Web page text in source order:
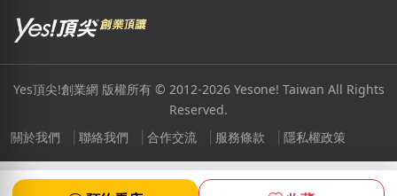
Yes頂尖!創業網 版權所有 © 2012-2026 Yesone! Taiwan All Rights
Reserved.
關於我們
聯絡我們 合作交流 服務條款 隱私權政策